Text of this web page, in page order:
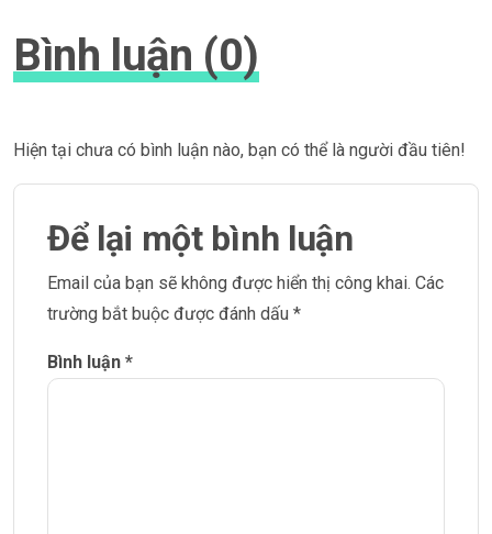
Bình luận (0)
Hiện tại chưa có bình luận nào, bạn có thể là người đầu tiên!
Để lại một bình luận
Email của bạn sẽ không được hiển thị công khai. Các
trường bắt buộc được đánh dấu *
Bình luận *